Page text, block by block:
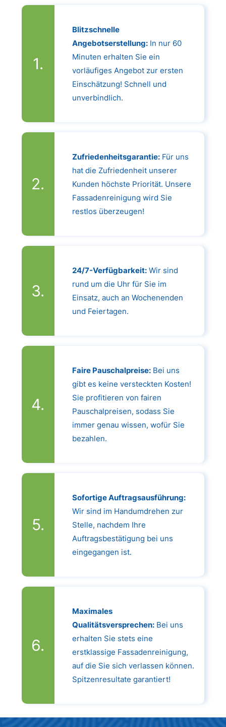
Blitzschnelle
Angebotserstellung:In nur 60
Minuten erhalten Sie ein
vorläufiges Angebot zur ersten
Einschätzung! Schnell und
unverbindlich.
Zufriedenheitsgarantie:Für uns
hat die Zufriedenheit unserer
Kunden höchste Priorität. Unsere
Fassadenreinigung wird Sie
restlos überzeugen!
24/7-Verfügbarkeit:Wir sind
rund um die Uhr für Sie im
Einsatz, auch an Wochenenden
und Feiertagen.
Faire Pauschalpreise:Bei uns
gibt es keine versteckten Kosten!
Sie profitieren von fairen
Pauschalpreisen, sodass Sie
immer genau wissen, wofür Sie
bezahlen.
Sofortige Auftragsausführung:
Wir sind im Handumdrehen zur
Stelle, nachdem Ihre
Auftragsbestätigung bei uns
eingegangen ist.
Maximales
Qualitätsversprechen:Bei uns
erhalten Sie stets eine
erstklassige Fassadenreinigung,
auf die Sie sich verlassen können.
Spitzenresultate garantiert!